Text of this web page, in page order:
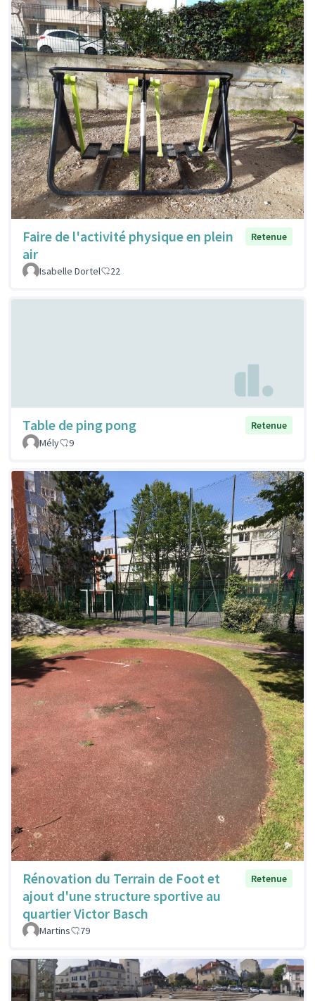
Faire de l'activité physique en plein
air
Retenue
Isabelle Dortel 22
Table de ping pong
Retenue
Mély
9
Rénovation du Terrain de Foot et
ajout d'une structure sportive au
quartier Victor Basch
Retenue
Martins 79